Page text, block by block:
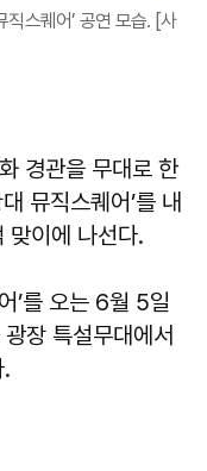
직스퀘어’ 공연 모습. [사
경관을 무대로 한
뮤직스퀘어’를 내
맞이에 나선다.
’를 오는 6월 5일
장 특설무대에서